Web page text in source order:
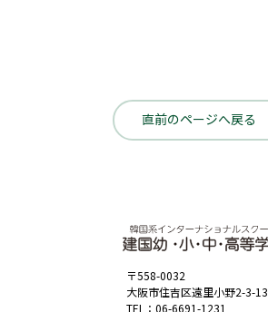
直前のページへ戻る
〒558-0032
大阪市住吉区遠里小野2-3-13
TEL： 06-6691-1231